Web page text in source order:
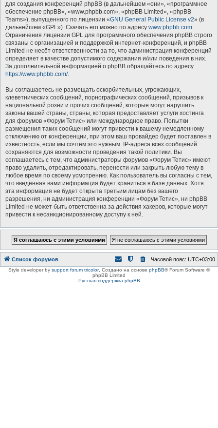
для создания конференций phpBB (в дальнейшем «они», «программное
обеспечение phpBB», «www.phpbb.com», «phpBB Limited», «phpBB
Teams»), выпущенного по лицензии «GNU General Public License v2» (в
дальнейшем «GPL»). Скачать его можно по адресу www.phpbb.com.
Ограничения лицензии GPL для программного обеспечения phpBB строго
связаны с организацией и поддержкой интернет-конференций, и phpBB
Limited не несёт ответственности за то, что администрация конференций
определяет в качестве допустимого содержания и/или поведения в них.
За дополнительной информацией о phpBB обращайтесь по адресу
https://www.phpbb.com/.
Вы соглашаетесь не размещать оскорбительных, угрожающих,
клеветнических сообщений, порнографических сообщений, призывов к
национальной розни и прочих сообщений, которые могут нарушить
законы вашей страны, страны, которая предоставляет услуги хостинга
для форумов «Форум Тетис» или международное право. Попытки
размещения таких сообщений могут привести к вашему немедленному
отключению от конференции, при этом ваш провайдер будет поставлен в
известность, если мы сочтём это нужным. IP-адреса всех сообщений
сохраняются для возможности проведения такой политики. Вы
соглашаетесь с тем, что администраторы форумов «Форум Тетис» имеют
право удалить, отредактировать, перенести или закрыть любую тему в
любое время по своему усмотрению. Как пользователь вы согласны с тем,
что введённая вами информация будет храниться в базе данных. Хотя
эта информация не будет открыта третьим лицам без вашего
разрешения, ни администрация конференции «Форум Тетис», ни phpBB
Limited не может быть ответственна за действия хакеров, которые могут
привести к несанкционированному доступу к ней.
Список форумов Часовой пояс: UTC+03:00
Style developer by support forum tricolor, Создано на основе phpBB® Forum Software ©
phpBB Limited
Русская поддержка phpBB